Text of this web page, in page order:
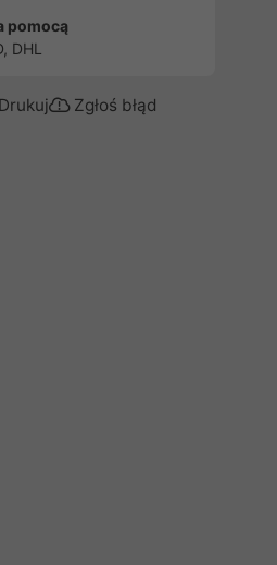
pomocą
DHL
Zgłoś błąd